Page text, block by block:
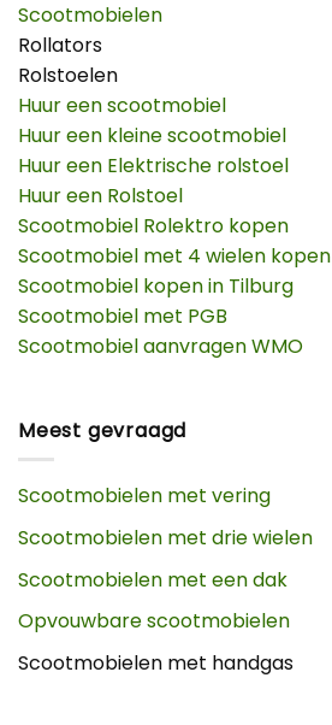
Scootmobielen
Rollators
Rolstoelen
Huur een scootmobiel
Huur een kleine scootmobiel
Huur een Elektrische rolstoel
Huur een Rolstoel
Scootmobiel Rolektro kopen
Scootmobiel met 4 wielen kopen
Scootmobiel kopen in Tilburg
Scootmobiel met PGB
Scootmobiel aanvragen WMO
Meest gevraagd
Scootmobielen met vering
Scootmobielen met drie wielen
Scootmobielen met een dak
Opvouwbare scootmobielen
Scootmobielen met handgas